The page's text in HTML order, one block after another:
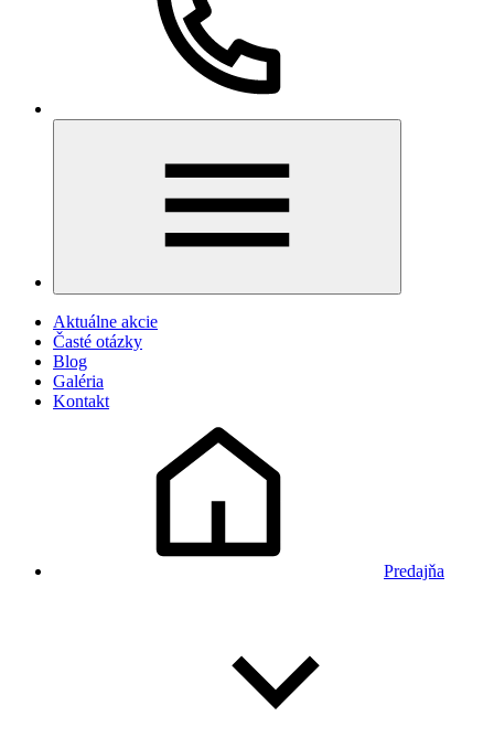
Aktuálne akcie
Časté otázky
Blog
Galéria
Kontakt
Predajňa